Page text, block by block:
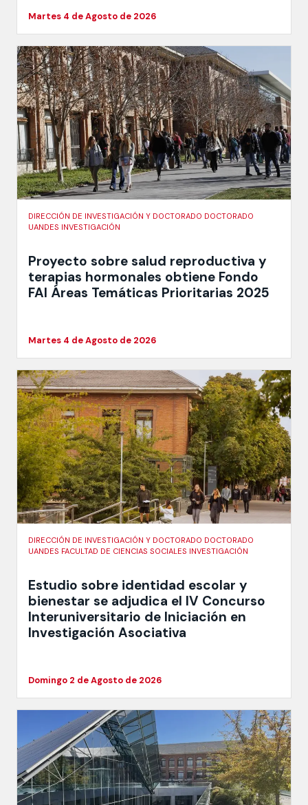
Martes 4 de Agosto de 2026
DIRECCIÓN DE INVESTIGACIÓN Y DOCTORADO DOCTORADO
UANDES INVESTIGACIÓN
Proyecto sobre salud reproductiva y
terapias hormonales obtiene Fondo
FAI Áreas Temáticas Prioritarias 2025
Martes 4 de Agosto de 2026
DIRECCIÓN DE INVESTIGACIÓN Y DOCTORADO DOCTORADO
UANDES FACULTAD DE CIENCIAS SOCIALES INVESTIGACIÓN
Estudio sobre identidad escolar y
bienestar se adjudica el IV Concurso
Interuniversitario de Iniciación en
Investigación Asociativa
Domingo 2 de Agosto de 2026